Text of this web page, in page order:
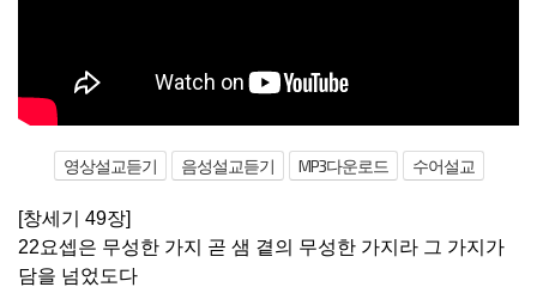
영상설교듣기 음성설교듣기 MP3다운로드 수어설교
[창세기 49장]
22요셉은 무성한 가지 곧 샘 곁의 무성한 가지라 그 가지가
담을 넘었도다